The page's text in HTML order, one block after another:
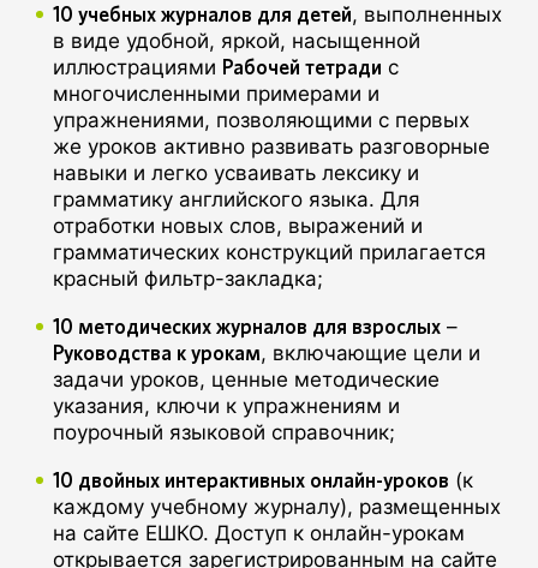
10 учебных журналов для детей, выполненных
в виде удобной, яркой, насыщенной
иллюстрациями Рабочей тетради с
многочисленными примерами и
упражнениями, позволяющими с первых
же уроков активно развивать разговорные
навыки и легко усваивать лексику и
грамматику английского языка. Для
отработки новых слов, выражений и
грамматических конструкций прилагается
красный фильтр-закладка;
10 методических журналов для взрослых –
Руководства к урокам, включающие цели и
задачи уроков, ценные методические
указания, ключи к упражнениям и
поурочный языковой справочник;
10 двойных интерактивных онлайн-уроков (к
каждому учебному журналу), размещенных
на сайте ЕШКО. Доступ к онлайн-урокам
открывается зарегистрированным на сайте